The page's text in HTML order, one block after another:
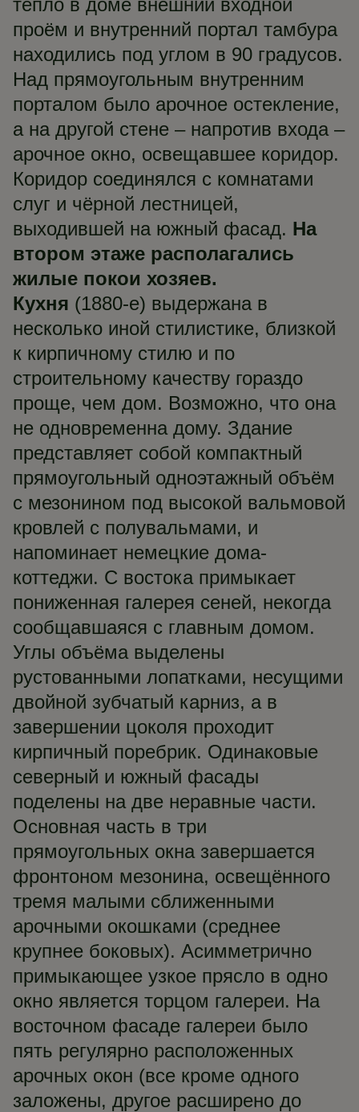
тепло в доме внешний входной
проём и внутренний портал тамбура
находились под углом в 90 градусов.
Над прямоугольным внутренним
порталом было арочное остекление,
а на другой стене – напротив входа –
арочное окно, освещавшее коридор.
Коридор соединялся с комнатами
слуг и чёрной лестницей,
выходившей на южный фасад. На
втором этаже располагались
жилые покои хозяев.
Кухня (1880-е) выдержана в
несколько иной стилистике, близкой
к кирпичному стилю и по
строительному качеству гораздо
проще, чем дом. Возможно, что она
не одновременна дому. Здание
представляет собой компактный
прямоугольный одноэтажный объём
с мезонином под высокой вальмовой
кровлей с полувальмами, и
напоминает немецкие дома-
коттеджи. С востока примыкает
пониженная галерея сеней, некогда
сообщавшаяся с главным домом.
Углы объёма выделены
рустованными лопатками, несущими
двойной зубчатый карниз, а в
завершении цоколя проходит
кирпичный поребрик. Одинаковые
северный и южный фасады
поделены на две неравные части.
Основная часть в три
прямоугольных окна завершается
фронтоном мезонина, освещённого
тремя малыми сближенными
арочными окошками (среднее
крупнее боковых). Асимметрично
примыкающее узкое прясло в одно
окно является торцом галереи. На
восточном фасаде галереи было
пять регулярно расположенных
арочных окон (все кроме одного
заложены, другое расширено до